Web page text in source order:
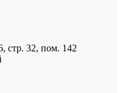
стр. 32, пом. 142